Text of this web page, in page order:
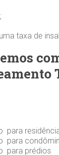
taxa de
para
para
para prédios